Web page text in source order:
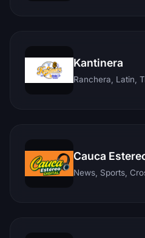
Kantinera
Ranchera, Latin,
Cauca
News, Sports,